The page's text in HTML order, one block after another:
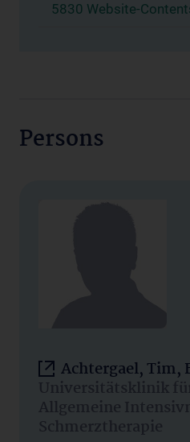
5830 Website-
Persons
Achtergael, Tim,
Universitätsklinik
Allgemeine
Schmerztherapie